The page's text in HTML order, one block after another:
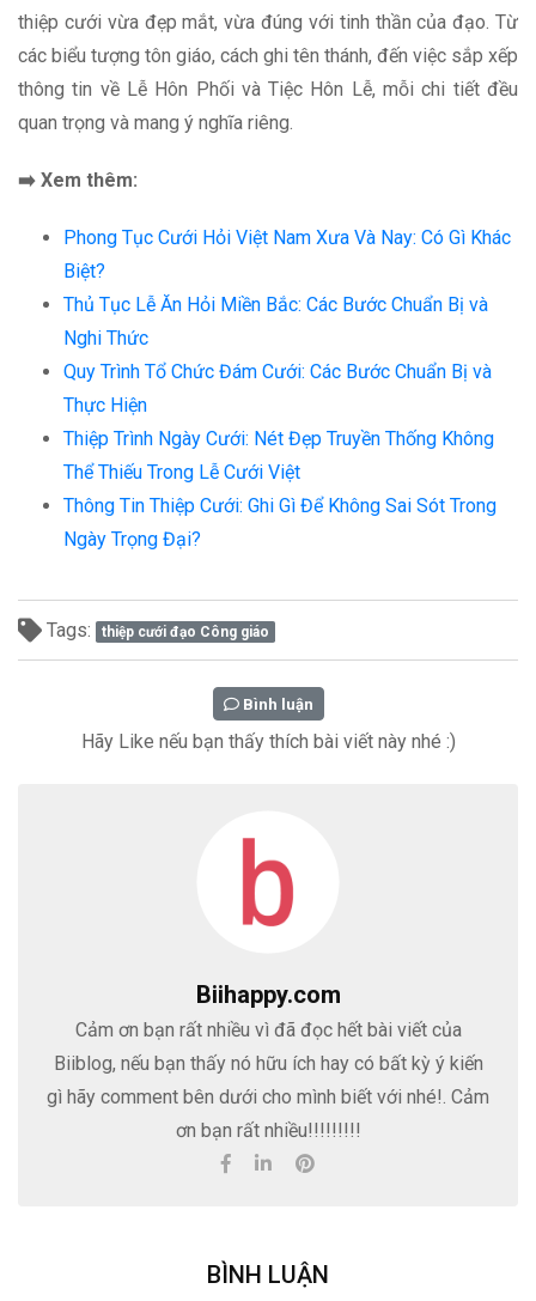
thiệp cưới vừa đẹp mắt, vừa đúng với tinh thần của đạo. Từ
các biểu tượng tôn giáo, cách ghi tên thánh, đến việc sắp xếp
thông tin về Lễ Hôn Phối và Tiệc Hôn Lễ, mỗi chi tiết đều
quan trọng và mang ý nghĩa riêng.
➡️ Xem thêm:
Phong Tục Cưới Hỏi Việt Nam Xưa Và Nay: Có Gì Khác
Biệt?
Thủ Tục Lễ Ăn Hỏi Miền Bắc: Các Bước Chuẩn Bị và
Nghi Thức
Quy Trình Tổ Chức Đám Cưới: Các Bước Chuẩn Bị và
Thực Hiện
Thiệp Trình Ngày Cưới: Nét Đẹp Truyền Thống Không
Thể Thiếu Trong Lễ Cưới Việt
Thông Tin Thiệp Cưới: Ghi Gì Để Không Sai Sót Trong
Ngày Trọng Đại?
Tags: thiệp cưới đạo Công giáo
Bình luận
Hãy Like nếu bạn thấy thích bài viết này nhé :)
Biihappy.com
Cảm ơn bạn rất nhiều vì đã đọc hết bài viết của
Biiblog, nếu bạn thấy nó hữu ích hay có bất kỳ ý kiến
gì hãy comment bên dưới cho mình biết với nhé!. Cảm
ơn bạn rất nhiều!!!!!!!!!
BÌNH LUẬN